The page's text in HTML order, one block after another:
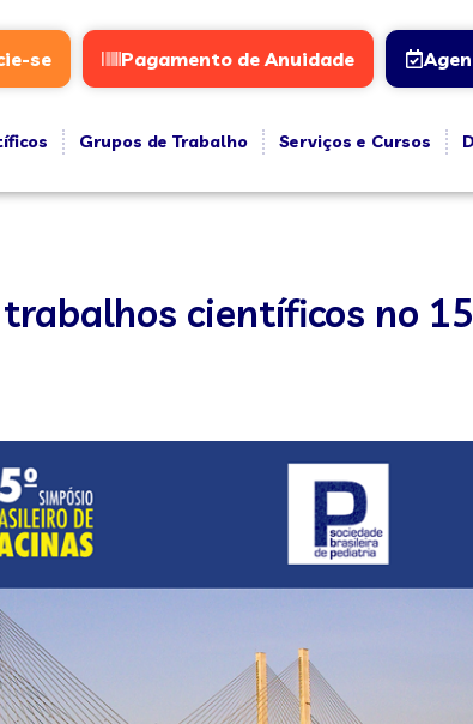
se Pagamento de Anuidade
Grupos de Trabalho Serviços e Cursos
científicos no